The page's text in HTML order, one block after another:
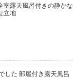
室露天風呂付きの静かな
立地
した 部屋付き露天風呂